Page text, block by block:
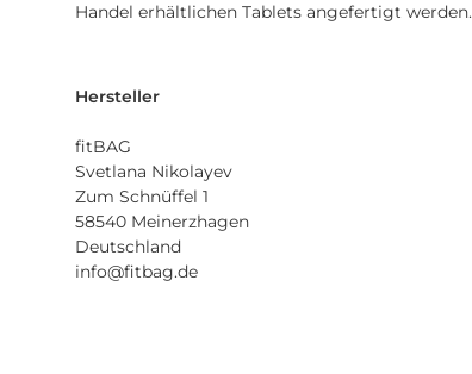
Handel erhältlichen Tablets angefertigt werden.
Hersteller
fitBAG
Svetlana Nikolayev
Zum Schnüffel 1
58540 Meinerzhagen
Deutschland
info@fitbag.de